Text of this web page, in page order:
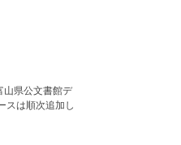
山県公文書館デ
スは順次追加し